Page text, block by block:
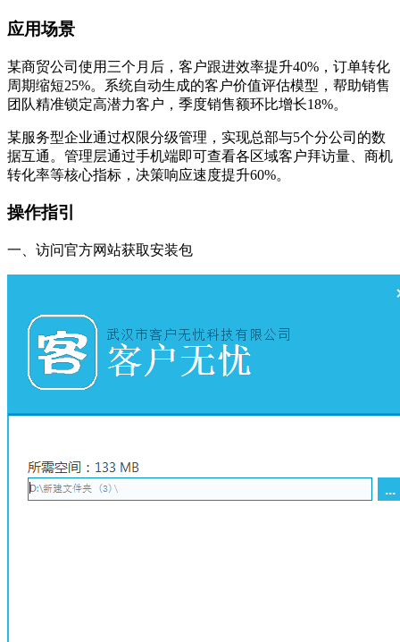
应用场景
某商贸公司使用三个月后，客户跟进效率提升40%，订单转化
周期缩短25%。系统自动生成的客户价值评估模型，帮助销售
团队精准锁定高潜力客户，季度销售额环比增长18%。
某服务型企业通过权限分级管理，实现总部与5个分公司的数
据互通。管理层通过手机端即可查看各区域客户拜访量、商机
转化率等核心指标，决策响应速度提升60%。
操作指引
一、访问官方网站获取安装包